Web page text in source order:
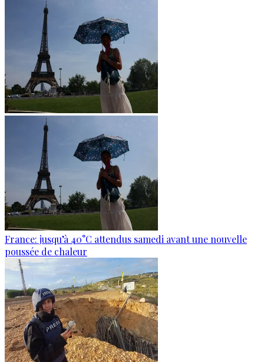
France: jusqu’à 40°C attendus samedi avant une nouvelle
poussée de chaleur